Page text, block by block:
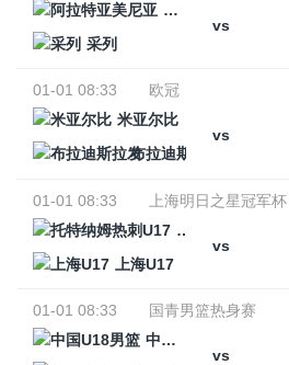
阿拉特亚美尼亚
vs
采列
01-01 08:33
欧冠
米亚尔比
vs
布拉迪斯拉发
01-01 08:33
上海明日之星冠军杯
托特纳姆热刺U17
vs
上海U17
01-01 08:33
国青男篮热身赛
中国U18男篮
vs